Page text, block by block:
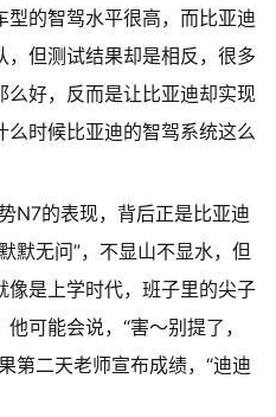
的智驾水平很高，而比亚迪
但测试结果却是相反，很多
好，反而是让比亚迪却实现
时候比亚迪的智驾系统这么
N7的表现，背后正是比亚迪
默无问”，不显山不显水，但
像是上学时代，班子里的尖子
可能会说，“害～别提了，
第二天老师宣布成绩，“迪迪